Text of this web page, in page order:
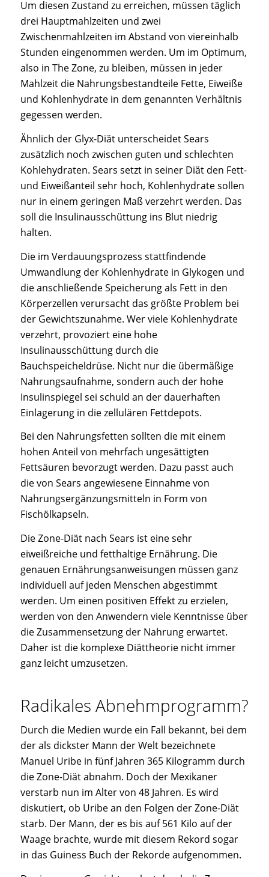
Um diesen Zustand zu erreichen, müssen täglich
drei Hauptmahlzeiten und zwei
Zwischenmahlzeiten im Abstand von viereinhalb
Stunden eingenommen werden. Um im Optimum,
also in The Zone, zu bleiben, müssen in jeder
Mahlzeit die Nahrungsbestandteile Fette, Eiweiße
und Kohlenhydrate in dem genannten Verhältnis
gegessen werden.
Ähnlich der Glyx-Diät unterscheidet Sears
zusätzlich noch zwischen guten und schlechten
Kohlehydraten. Sears setzt in seiner Diät den Fett-
und Eiweißanteil sehr hoch, Kohlenhydrate sollen
nur in einem geringen Maß verzehrt werden. Das
soll die Insulinausschüttung ins Blut niedrig
halten.
Die im Verdauungsprozess stattfindende
Umwandlung der Kohlenhydrate in Glykogen und
die anschließende Speicherung als Fett in den
Körperzellen verursacht das größte Problem bei
der Gewichtszunahme. Wer viele Kohlenhydrate
verzehrt, provoziert eine hohe
Insulinausschüttung durch die
Bauchspeicheldrüse. Nicht nur die übermäßige
Nahrungsaufnahme, sondern auch der hohe
Insulinspiegel sei schuld an der dauerhaften
Einlagerung in die zellulären Fettdepots.
Bei den Nahrungsfetten sollten die mit einem
hohen Anteil von mehrfach ungesättigten
Fettsäuren bevorzugt werden. Dazu passt auch
die von Sears angewiesene Einnahme von
Nahrungsergänzungsmitteln in Form von
Fischölkapseln.
Die Zone-Diät nach Sears ist eine sehr
eiweißreiche und fetthaltige Ernährung. Die
genauen Ernährungsanweisungen müssen ganz
individuell auf jeden Menschen abgestimmt
werden. Um einen positiven Effekt zu erzielen,
werden von den Anwendern viele Kenntnisse über
die Zusammensetzung der Nahrung erwartet.
Daher ist die komplexe Diättheorie nicht immer
ganz leicht umzusetzen.
Radikales Abnehmprogramm?
Durch die Medien wurde ein Fall bekannt, bei dem
der als dickster Mann der Welt bezeichnete
Manuel Uribe in fünf Jahren 365 Kilogramm durch
die Zone-Diät abnahm. Doch der Mexikaner
verstarb nun im Alter von 48 Jahren. Es wird
diskutiert, ob Uribe an den Folgen der Zone-Diät
starb. Der Mann, der es bis auf 561 Kilo auf der
Waage brachte, wurde mit diesem Rekord sogar
in das Guiness Buch der Rekorde aufgenommen.